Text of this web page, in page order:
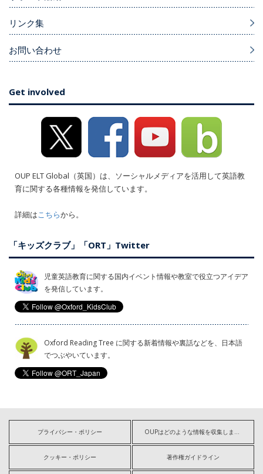
リンク集
お問い合わせ
Get involved
OUP ELT Global（英国）は、ソーシャルメディアを活用して英語教
育に関する各種情報を発信しています。
詳細はこちらから。
「キッズクラブ」「ORT」Twitter
児童英語教育に関する国内イベント情報や教室で役立つアイデア
を発信しています。
Oxford Reading Tree に関する新着情報や裏話などを、日本語
でつぶやいています。
プライバシー・ポリシー OUPはどのような情報を収集しますか?
クッキー・ポリシー 著作権ガイドライン